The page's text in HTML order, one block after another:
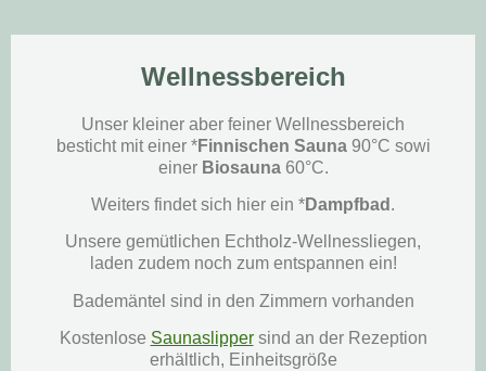
Wellnessbereich
Unser kleiner aber feiner Wellnessbereich
besticht mit einer *Finnischen Sauna90°C sowi
einer Biosauna60°C.
Weiters findet sich hier ein *Dampfbad .
Unsere gemütlichen Echtholz-Wellnessliegen,
laden zudem noch zum entspannen ein!
Bademäntel sind in den Zimmern vorhanden
Kostenlose Saunaslippersind an der Rezeption
erhältlich, Einheitsgröße